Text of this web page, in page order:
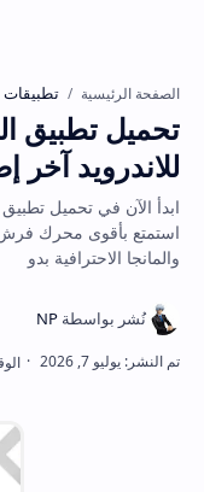
الصفحة الرئيسية تطبيقات
للاندرويد آخر
استمتع بأقوى محرك
والمانجا الاحترافية بدو